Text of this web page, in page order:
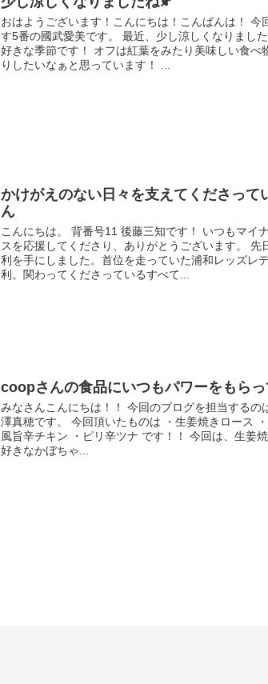
おはようございます！こんにちは！こんばんは！ 今
す5番の國武愛美です。 最近、少し涼しくなりまし
好きな季節です！ オフは紅葉をみたり美味しい食べ
りしたいなぁと思っています！ ...
かけがえのない日々を支えてくださって
ん
こんにちは。 背番号11 後藤三知です！ いつもマイ
スを応援してくださり、ありがとうございます。 先
利を手にしました。首位を走っていた浦和レッズレ
利。関わってくださっているすべて...
coopさんの食品にいつもパワーをもらっ
みなさんこんにちは！！ 今回のブログを担当するの
澤真穂です。 今回頂いたものは ・生姜焼きロース
風旨辛チキン ・ピリ辛ツナ です！！ 今回は、生姜
好きなかぼちゃ...